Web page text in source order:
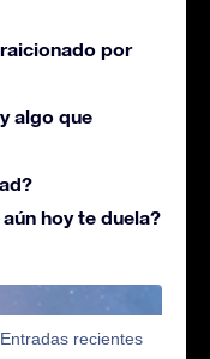
por
algo que
hoy te duela?
Entradas recientes